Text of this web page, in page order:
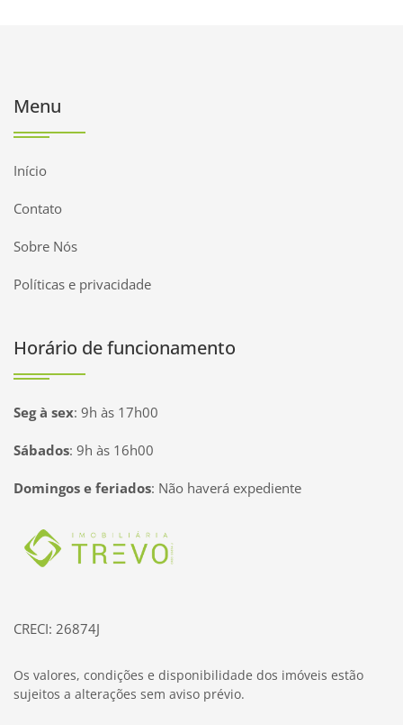
Menu
Início
Contato
Sobre Nós
Políticas e privacidade
Horário de funcionamento
Seg à sex: 9h às 17h00
Sábados: 9h às 16h00
Domingos e feriados: Não haverá expediente
Página inicial
CRECI: 26874J
Os valores, condições e disponibilidade dos imóveis estão
sujeitos a alterações sem aviso prévio.